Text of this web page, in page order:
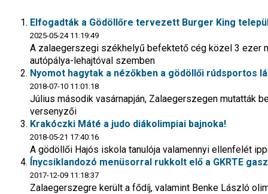
Elfogadták a Gödöllőre tervezett Burger King
2025-05-24 11:19:49
A zalaegerszegi székhelyű befektető cég közel 3 ezer
autópálya-lehajtóval szemben
Nyomot hagytak a nézőkben a gödöllői rúdsportos
2018-07-10 11:01:18
Július második vasárnapján, Zalaegerszegen mutatták
versenyzői
Krakóczki Máté a judo diákolimpiai bajnoka!
2018-05-21 17:40:16
A gödöllői Hajós iskola tanulója valamennyi ellenfelét
Ínycsiklandozó menüsorral rukkolt elő a GKRTE
2017-12-09 11:18:37
Zalaegerszegre került a fődíj, valamint Benke László